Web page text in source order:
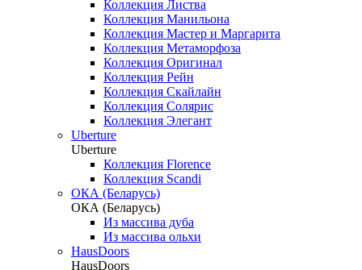
Коллекция Листва
Коллекция Манильона
Коллекция Мастер и Маргарита
Коллекция Метаморфоза
Коллекция Оригинал
Коллекция Рейн
Коллекция Скайлайн
Коллекция Солярис
Коллекция Элегант
Uberture
Uberture
Коллекция Florence
Коллекция Scandi
ОКА (Беларусь)
ОКА (Беларусь)
Из массива дуба
Из массива ольхи
HausDoors
HausDoors